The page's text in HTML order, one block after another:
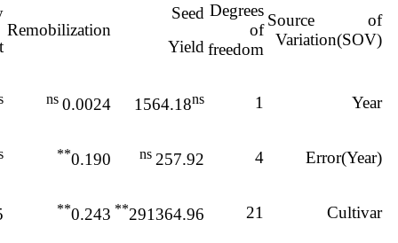
Source of
Variation(SOV)
Degrees
of
freedom
Seed
Yield
Remobilization
Year
1
1564.18ns
0.0024
Error(Year)
4
257.92
0.190
**
Cultivar
21
291364.96
**
0.243
**